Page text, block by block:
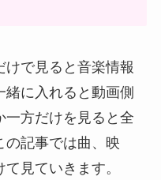
で見ると音楽情報
緒に入れると動画側
一方だけを見ると全
の記事では曲、映
見ていきます。